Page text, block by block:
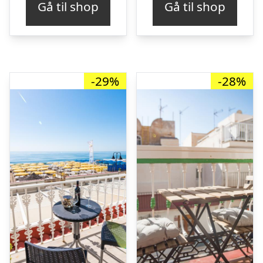
var:
kr. 5.227,17.kr. 3.620,00.
Gå til shop
var:
kr. 1.665,30.
Gå til shop
-29% -28%